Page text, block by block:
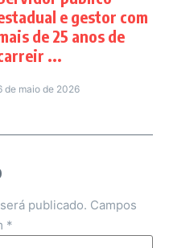
e gestor com
de 25 anos de
...
de maio de 2026
publicado. Campos
*